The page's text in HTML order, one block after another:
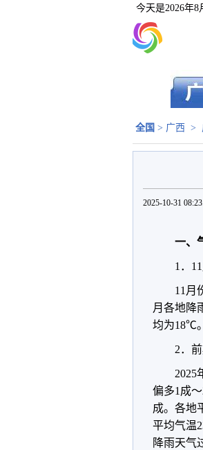
今天是2026年8
全国 > 广西 >
2025-10-31
一、
1．
11月
月各地降
均为18℃
2．
2025
偏多1成
成。各地
平均气温
降雨天气